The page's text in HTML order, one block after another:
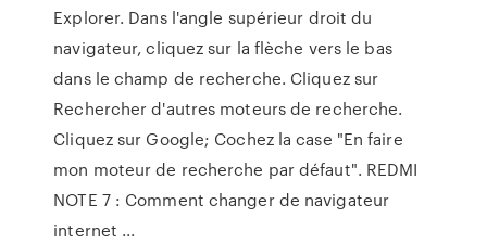
Explorer. Dans l'angle supérieur droit du
navigateur, cliquez sur la flèche vers le bas
dans le champ de recherche. Cliquez sur
Rechercher d'autres moteurs de recherche.
Cliquez sur Google; Cochez la case "En faire
mon moteur de recherche par défaut". REDMI
NOTE 7 : Comment changer de navigateur
internet ...